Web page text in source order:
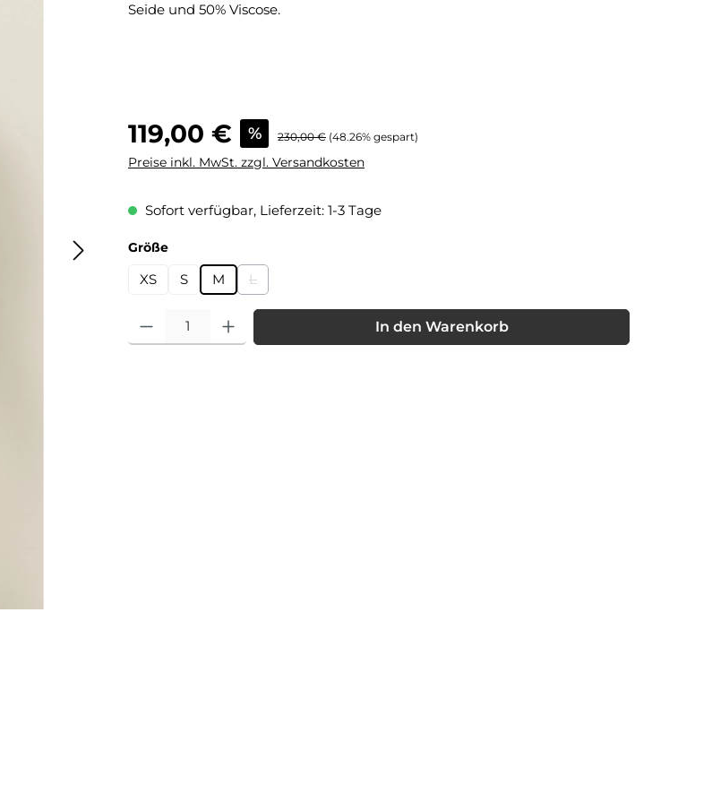
Seide und 50% Viscose.
Verkaufspreis:
119,00 € % Regulärer Preis:
230,00 € (48.26% gespart)
Preise inkl. MwSt. zzgl. Versandkosten
Sofort verfügbar, Lieferzeit: 1-3 Tage
Größeauswählen
XS S M L
(Diese Option ist zurzeit nicht verfügbar.)
Produkt Anzahl: Gib den gewünschten Wert ein oder benutze die Schaltflächen um die
In den Warenkorb